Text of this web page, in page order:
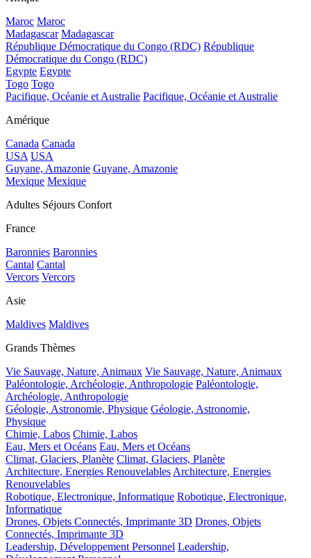
Maroc Maroc
Madagascar Madagascar
République Démocratique du Congo (RDC) République
Démocratique du Congo (RDC)
Egypte Egypte
Togo Togo
Pacifique, Océanie et Australie Pacifique, Océanie et Australie
Amérique
Canada Canada
USA USA
Guyane, Amazonie Guyane, Amazonie
Mexique Mexique
Adultes Séjours Confort
France
Baronnies Baronnies
Cantal Cantal
Vercors Vercors
Asie
Maldives Maldives
Grands Thèmes
Vie Sauvage, Nature, Animaux Vie Sauvage, Nature, Animaux
Paléontologie, Archéologie, Anthropologie Paléontologie,
Archéologie, Anthropologie
Géologie, Astronomie, Physique Géologie, Astronomie,
Physique
Chimie, Labos Chimie, Labos
Eau, Mers et Océans Eau, Mers et Océans
Climat, Glaciers, Planète Climat, Glaciers, Planète
Architecture, Energies Renouvelables Architecture, Energies
Renouvelables
Robotique, Electronique, Informatique Robotique, Electronique,
Informatique
Drones, Objets Connectés, Imprimante 3D Drones, Objets
Connectés, Imprimante 3D
Leadership, Développement Personnel Leadership,